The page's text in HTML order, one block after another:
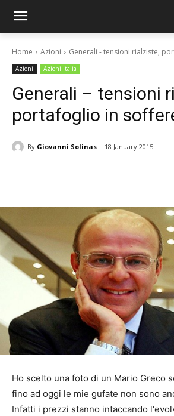
Home Azioni Generali - tensioni rialziste,
Azioni Azioni Italia
Generali – tensioni
portafoglio in
By Giovanni Solinas 18 January 2015
Ho scelto una foto di un Mario Greco
fino ad oggi le mie gufate non sono
Infatti i prezzi stanno intaccando